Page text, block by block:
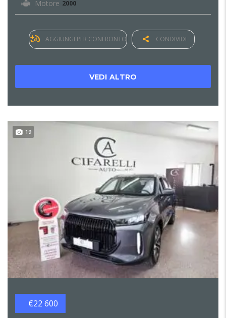
Motore 2000
AGGIUNGI PER CONFRONTO CONDIVIDI
VEDI ALTRO
19
€22 600